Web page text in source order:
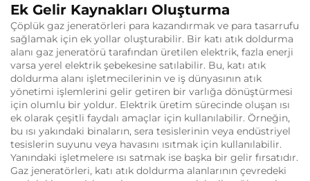
Ek Gelir Kaynakları Oluşturma
Çöplük gaz jeneratörleri para kazandırmak ve para tasarrufu
sağlamak için ek yollar oluşturabilir. Bir katı atık doldurma
alanı gaz jeneratörü tarafından üretilen elektrik, fazla enerji
varsa yerel elektrik şebekesine satılabilir. Bu, katı atık
doldurma alanı işletmecilerinin ve iş dünyasının atık
yönetimi işlemlerini gelir getiren bir varlığa dönüştürmesi
için olumlu bir yoldur. Elektrik üretim sürecinde oluşan ısı
ek olarak çeşitli faydalı amaçlar için kullanılabilir. Örneğin,
bu ısı yakındaki binaların, sera tesislerinin veya endüstriyel
tesislerin suyunu veya havasını ısıtmak için kullanılabilir.
Yanındaki işletmelere ısı satmak ise başka bir gelir fırsatıdır.
Gaz jeneratörleri, katı atık doldurma alanlarının çevredeki